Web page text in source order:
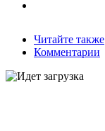
Читайте также
Комментарии